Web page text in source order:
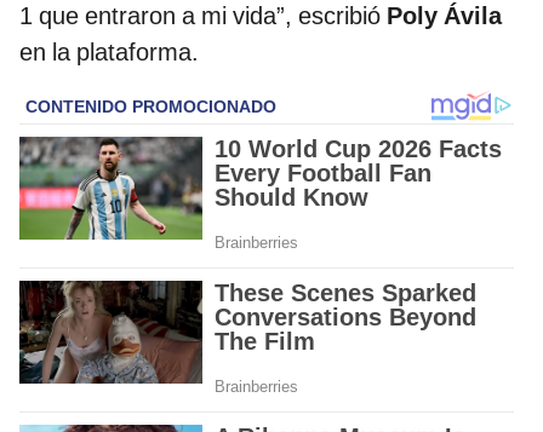
1 que entraron a mi vida”, escribió Poly Ávila
en la plataforma.